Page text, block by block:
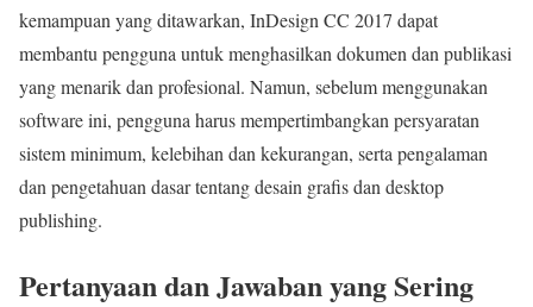
kemampuan yang ditawarkan, InDesign CC 2017 dapat
membantu pengguna untuk menghasilkan dokumen dan publikasi
yang menarik dan profesional. Namun, sebelum menggunakan
software ini, pengguna harus mempertimbangkan persyaratan
sistem minimum, kelebihan dan kekurangan, serta pengalaman
dan pengetahuan dasar tentang desain grafis dan desktop
publishing.
Pertanyaan dan Jawaban yang Sering